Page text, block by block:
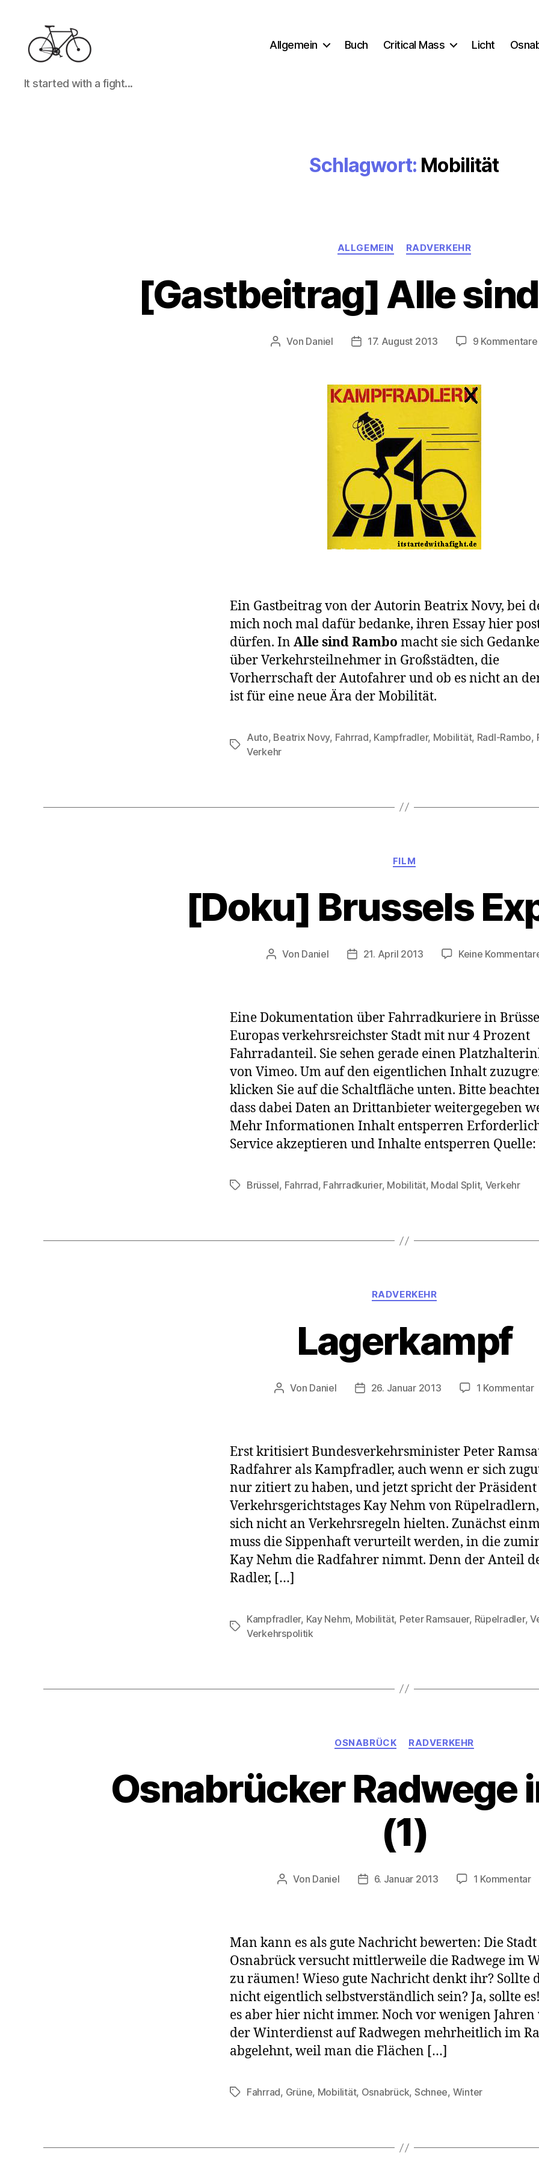
It
started
It started with a fight...
Allgemein Buch Critical Mass Licht
Schlagwort: Mobilität
Kategorien
ALLGEMEIN RADVERKEHR
[Gastbeitrag] Alle
Beitragsautor
Von Daniel Beitragsdatum
17. August 2013 9 Kommentare
Ein Gastbeitrag von der Autorin Beatrix Novy, bei
mich noch mal dafür bedanke, ihren Essay hier
dürfen. In Alle sind Rambo macht sie sich
über Verkehrsteilnehmer in Großstädten, die
Vorherrschaft der Autofahrer und ob es nicht an
ist für eine neue Ära der Mobilität.
Schlagwörter
Auto, Beatrix Novy, Fahrrad, Kampfradler, Mobilität, Radl-Rambo,
Verkehr
Kategorien
FILM
[Doku] Brussels
Beitragsautor
Von Daniel Beitragsdatum
21. April 2013 Keine
Eine Dokumentation über Fahrradkuriere in
Europas verkehrsreichster Stadt mit nur 4 Prozent
Fahrradanteil. Sie sehen gerade einen
von Vimeo. Um auf den eigentlichen Inhalt
klicken Sie auf die Schaltfläche unten. Bitte
dass dabei Daten an Drittanbieter weitergegeben
Mehr Informationen Inhalt entsperren
Service akzeptieren und Inhalte entsperren Quelle:
Schlagwörter
Brüssel, Fahrrad, Fahrradkurier, Mobilität, Modal Split, Verkehr
Kategorien
RADVERKEHR
Lagerkampf
Beitragsautor
Von Daniel Beitragsdatum
26. Januar 2013 1 Kommentarzu
Erst kritisiert Bundesverkehrsminister Peter
Radfahrer als Kampfradler, auch wenn er sich
nur zitiert zu haben, und jetzt spricht der Präsident
Verkehrsgerichtstages Kay Nehm von
sich nicht an Verkehrsregeln hielten. Zunächst
muss die Sippenhaft verurteilt werden, in die
Kay Nehm die Radfahrer nimmt. Denn der Anteil
Radler, […]
Schlagwörter
Kampfradler, Kay Nehm, Mobilität, Peter Ramsauer, Rüpelradler,
Verkehrspolitik
Kategorien
OSNABRÜCK RADVERKEHR
Osnabrücker Radwege
(1)
Beitragsautor
Von Daniel Beitragsdatum
6. Januar 2013 1 Kommentarzu
(1)
Man kann es als gute Nachricht bewerten: Die Stadt
Osnabrück versucht mittlerweile die Radwege im
zu räumen! Wieso gute Nachricht denkt ihr? Sollte
nicht eigentlich selbstverständlich sein? Ja, sollte
es aber hier nicht immer. Noch vor wenigen
der Winterdienst auf Radwegen mehrheitlich im
abgelehnt, weil man die Flächen […]
Schlagwörter
Fahrrad, Grüne, Mobilität, Osnabrück, Schnee, Winter